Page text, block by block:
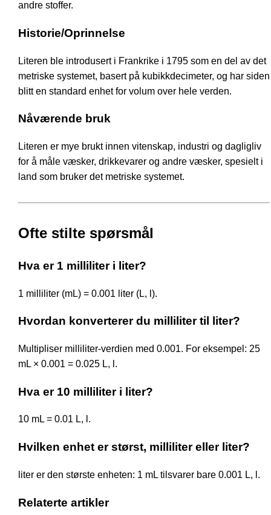
andre stoffer.
Historie/Oprinnelse
Literen ble introdusert i Frankrike i 1795 som en del av det
metriske systemet, basert på kubikkdecimeter, og har siden
blitt en standard enhet for volum over hele verden.
Nåværende bruk
Literen er mye brukt innen vitenskap, industri og dagligliv
for å måle væsker, drikkevarer og andre væsker, spesielt i
land som bruker det metriske systemet.
Ofte stilte spørsmål
Hva er 1 milliliter i liter?
1 milliliter (mL) = 0.001 liter (L, l).
Hvordan konverterer du milliliter til liter?
Multipliser milliliter-verdien med 0.001. For eksempel: 25
mL × 0.001 = 0.025 L, l.
Hva er 10 milliliter i liter?
10 mL = 0.01 L, l.
Hvilken enhet er størst, milliliter eller liter?
liter er den største enheten: 1 mL tilsvarer bare 0.001 L, l.
Relaterte artikler